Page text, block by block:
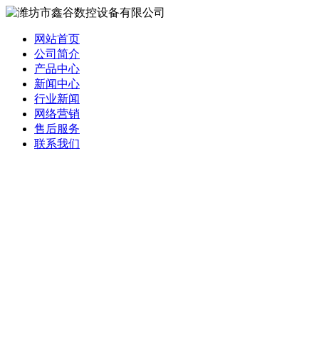
网站首页
公司简介
产品中心
新闻中心
行业新闻
网络营销
售后服务
联系我们